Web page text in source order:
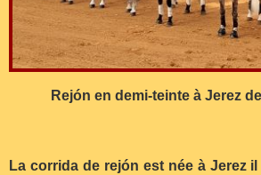
Rejón en demi-teinte à Jerez
La corrida de rejón est née à Jerez